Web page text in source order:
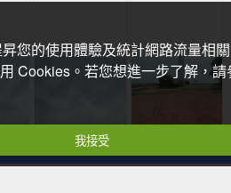
分享
您的使用體驗及統計網路流量相
Cookies。若您想進一步了解，
我接受